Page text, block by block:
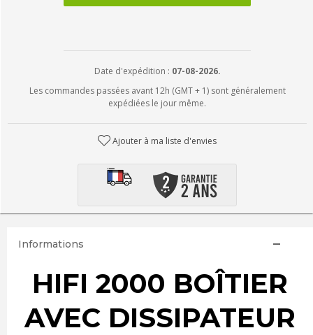
Date d'expédition : 07-08-2026.
Les commandes passées avant 12h (GMT + 1) sont généralement
expédiées le jour même.
Ajouter à ma liste d'envies
Informations
HIFI 2000 BOÎTIER
AVEC DISSIPATEUR